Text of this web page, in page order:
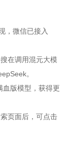
微信已接入
在调用混元大模
。
版模型，获得更
页面后，可点击